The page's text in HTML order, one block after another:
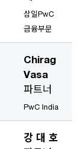
삼일PwC
금융부문
Chirag
Vasa
파트너
PwC India
강 대 호